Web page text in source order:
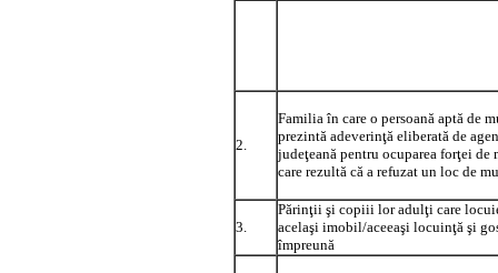
2.
Familia în care o persoană aptă de
prezintă adeverinţă eliberată de
judeţeană pentru ocuparea forţei de
care rezultă că a refuzat un loc de
3.
Părinţii şi copiii lor adulţi care
acelaşi imobil/aceeaşi locuinţă şi
împreună